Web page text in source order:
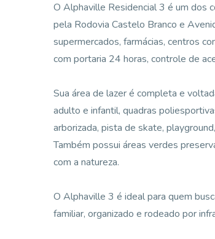
O Alphaville Residencial 3 é um dos
pela Rodovia Castelo Branco e
supermercados, farmácias, centros
com portaria 24 horas, controle de
Sua área de lazer é completa e
adulto e infantil, quadras
arborizada, pista de skate,
Também possui áreas verdes
com a natureza.
O Alphaville 3 é ideal para quem
familiar, organizado e rodeado por